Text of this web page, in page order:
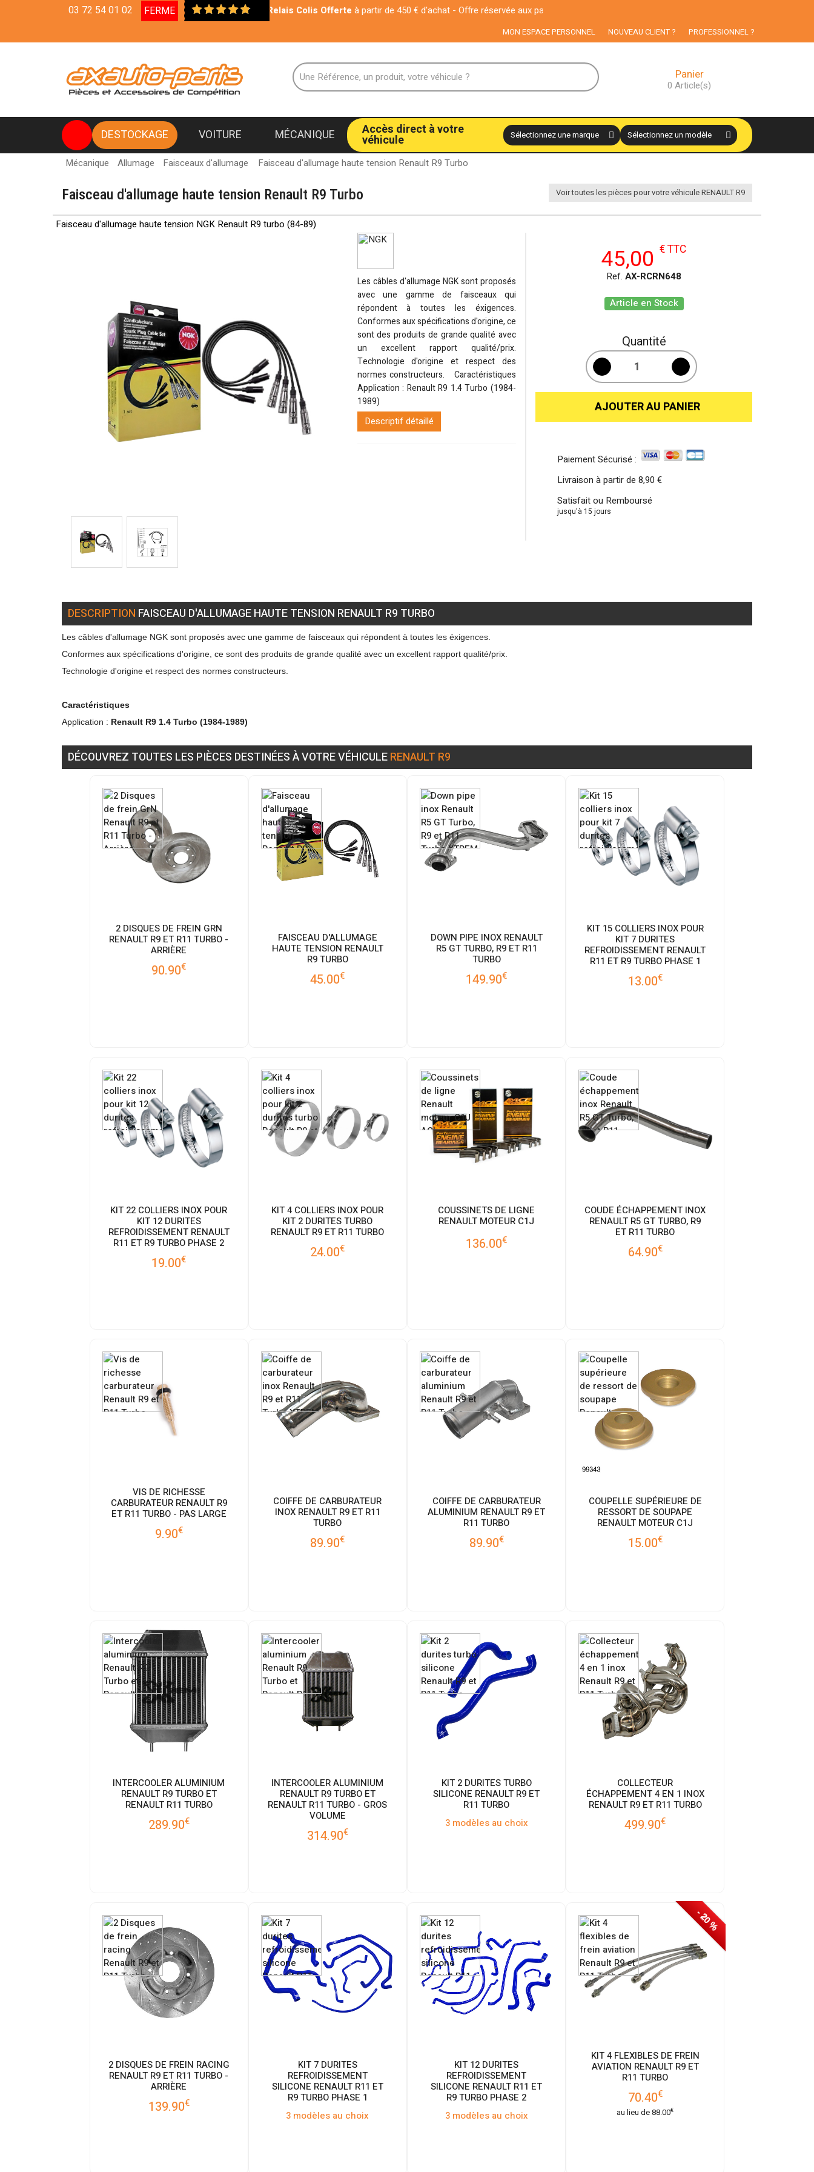
03 72 54 01 02 FERMELivraison en Relais Colis Offerteà partir de 450 € d'achat - Offre réservée aux particuliers
MON ESPACE PERSONNEL NOUVEAU CLIENT ? PROFESSIONNEL ?
Panier
0 Article(s)
DESTOCKAGE VOITURE MÉCANIQUE Accès direct à votre
véhicule
Mécanique Allumage Faisceaux d'allumage Faisceau d'allumage haute tension Renault R9 Turbo
Faisceau d'allumage haute tension Renault R9 Turbo Voir toutes les pièces pour votre véhicule RENAULT R9
Faisceau d'allumage haute tension NGK Renault R9 turbo (84-89)
Les câbles d'allumage NGK sont proposés
avec une gamme de faisceaux qui
répondent à toutes les éxigences.
Conformes aux spécifications d'origine, ce
sont des produits de grande qualité avec
un excellent rapport qualité/prix.
Technologie d'origine et respect des
normes constructeurs. Caractéristiques
Application : Renault R9 1.4 Turbo (1984-
1989)
Descriptif détaillé
45,00 € TTC
Ref. AX-RCRN648
Article en Stock
Quantité
AJOUTER AU PANIER
Paiement Sécurisé :
Livraison à partir de 8,90 €
Satisfait ou Remboursé
jusqu'à 15 jours
DESCRIPTION FAISCEAU D'ALLUMAGE HAUTE TENSION RENAULT R9 TURBO
Les câbles d'allumage NGK sont proposés avec une gamme de faisceaux qui répondent à toutes les éxigences.
Conformes aux spécifications d'origine, ce sont des produits de grande qualité avec un excellent rapport qualité/prix.
Technologie d'origine et respect des normes constructeurs.
Caractéristiques
Application : Renault R9 1.4 Turbo (1984-1989)
DÉCOUVREZ TOUTES LES PIÈCES DESTINÉES À VOTRE VÉHICULERENAULT R9
2 DISQUES DE FREIN GRN
RENAULT R9 ET R11 TURBO -
ARRIÈRE
90.90€
FAISCEAU D'ALLUMAGE
HAUTE TENSION RENAULT
R9 TURBO
45.00€
DOWN PIPE INOX RENAULT
R5 GT TURBO, R9 ET R11
TURBO
149.90€
KIT 15 COLLIERS INOX POUR
KIT 7 DURITES
REFROIDISSEMENT RENAULT
R11 ET R9 TURBO PHASE 1
13.00€
KIT 22 COLLIERS INOX POUR
KIT 12 DURITES
REFROIDISSEMENT RENAULT
R11 ET R9 TURBO PHASE 2
19.00€
KIT 4 COLLIERS INOX POUR
KIT 2 DURITES TURBO
RENAULT R9 ET R11 TURBO
24.00€
COUSSINETS DE LIGNE
RENAULT MOTEUR C1J
136.00€
COUDE ÉCHAPPEMENT INOX
RENAULT R5 GT TURBO, R9
ET R11 TURBO
64.90€
VIS DE RICHESSE
CARBURATEUR RENAULT R9
ET R11 TURBO - PAS LARGE
9.90€
COIFFE DE CARBURATEUR
INOX RENAULT R9 ET R11
TURBO
89.90€
COIFFE DE CARBURATEUR
ALUMINIUM RENAULT R9 ET
R11 TURBO
89.90€
COUPELLE SUPÉRIEURE DE
RESSORT DE SOUPAPE
RENAULT MOTEUR C1J
15.00€
INTERCOOLER ALUMINIUM
RENAULT R9 TURBO ET
RENAULT R11 TURBO
289.90€
INTERCOOLER ALUMINIUM
RENAULT R9 TURBO ET
RENAULT R11 TURBO - GROS
VOLUME
314.90€
KIT 2 DURITES TURBO
SILICONE RENAULT R9 ET
R11 TURBO
3 modèles au choix
COLLECTEUR
ÉCHAPPEMENT 4 EN 1 INOX
RENAULT R9 ET R11 TURBO
499.90€
2 DISQUES DE FREIN RACING
RENAULT R9 ET R11 TURBO -
ARRIÈRE
139.90€
KIT 7 DURITES
REFROIDISSEMENT
SILICONE RENAULT R11 ET
R9 TURBO PHASE 1
3 modèles au choix
KIT 12 DURITES
REFROIDISSEMENT
SILICONE RENAULT R11 ET
R9 TURBO PHASE 2
3 modèles au choix
- 20 %
KIT 4 FLEXIBLES DE FREIN
AVIATION RENAULT R9 ET
R11 TURBO
70.40€
au lieu de88.00€